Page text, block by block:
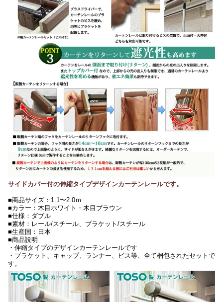
サイドカバー付の伸縮タイプデザインカーテンレールです。
■商品サイズ：1.1〜2.0ｍ
■カラー：木目ホワイト・木目ブラウン
■仕様：ダブル
■素材：レール/スチール、ブラケット/スチール
■生産国：日本
■商品説明
・伸縮タイプのデザインカーテンレールです
・ブラケット、キャップ、ランナー、ビス等、全て梱包されたセットで
す。